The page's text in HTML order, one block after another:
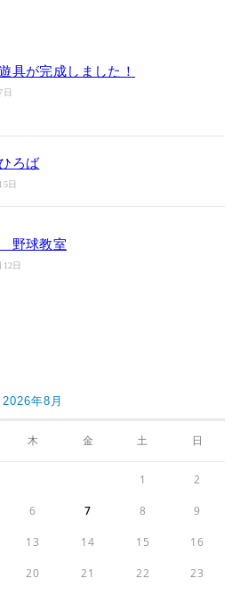
具が完成しました！
日
ろば
日
野球教室
日
2026年8月
木 金 土 日
1 2
6 7 8 9
13 14 15 16
20 21 22 23